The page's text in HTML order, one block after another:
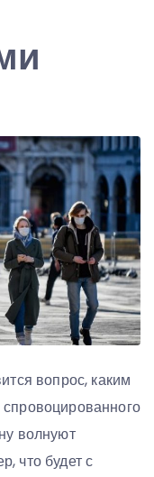
вопрос, каким
волнуют
что будет с